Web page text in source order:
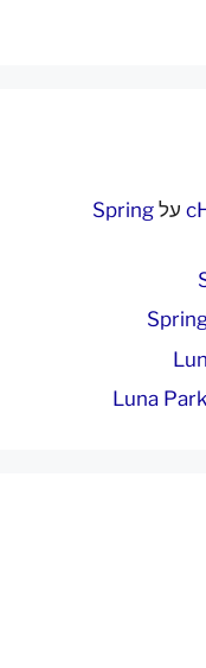
על Spring
Luna